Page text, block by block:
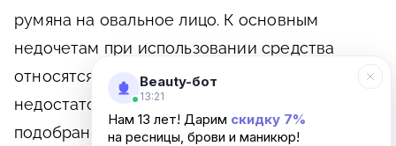
румяна на овальное лицо. К основным
недочетам при использовании средства
относятся: неверно подобранная текстура,
недостаточная растушевка, неправильно
подобранный тон, избыточное количество.
Beauty-бот
13:21
Нам 13 лет! Дарим скидку 7%
на ресницы, брови и маникюр!